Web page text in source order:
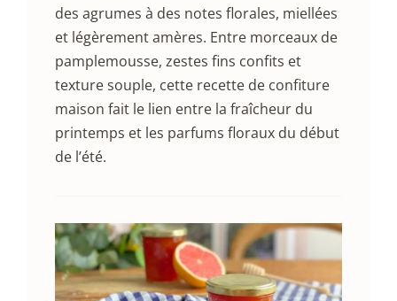
des agrumes à des notes florales, miellées
et légèrement amères. Entre morceaux de
pamplemousse, zestes fins confits et
texture souple, cette recette de confiture
maison fait le lien entre la fraîcheur du
printemps et les parfums floraux du début
de l’été.